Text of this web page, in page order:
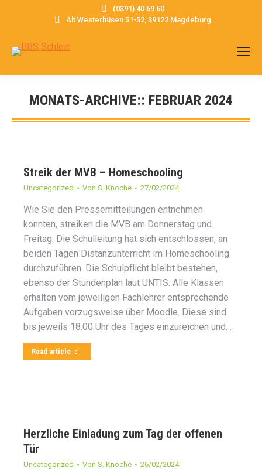
(0391) 40 69 60
Alt Westerhüsen 51-52, 39122 Magdeburg
MONATS-ARCHIVE:: FEBRUAR 2024
Sie befinden sich hier:
Streik der MVB – Homeschooling
Uncategorized Von S. Knoche 27/02/2024
Wie Sie den Pressemitteilungen entnehmen
konnten, streiken die MVB am Donnerstag und
Freitag. Die Schulleitung hat sich entschlossen, an
beiden Tagen Distanzunterricht im Homeschooling
durchzuführen. Die Schulpflicht bleibt bestehen,
ebenso der Stundenplan laut UNTIS. Alle Klassen
erhalten vom jeweiligen Fachlehrer entsprechende
Aufgaben vorzugsweise über Moodle. Diese sind
bis jeweils 18.00 Uhr des Tages einzureichen und…
Read article
Herzliche Einladung zum Tag der offenen
Tür
Uncategorized Von S. Knoche 26/02/2024